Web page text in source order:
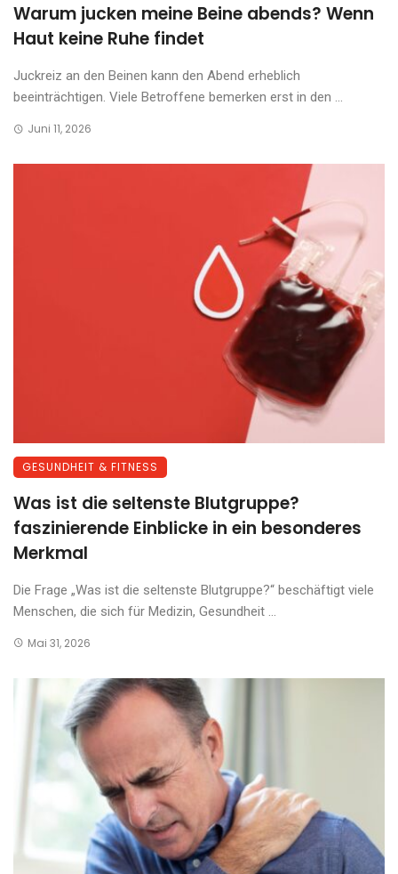
Warum jucken meine Beine abends? Wenn
Haut keine Ruhe findet
Juckreiz an den Beinen kann den Abend erheblich
beeinträchtigen. Viele Betroffene bemerken erst in den ...
Juni 11, 2026
GESUNDHEIT & FITNESS
Was ist die seltenste Blutgruppe?
faszinierende Einblicke in ein besonderes
Merkmal
Die Frage „Was ist die seltenste Blutgruppe?“ beschäftigt viele
Menschen, die sich für Medizin, Gesundheit ...
Mai 31, 2026